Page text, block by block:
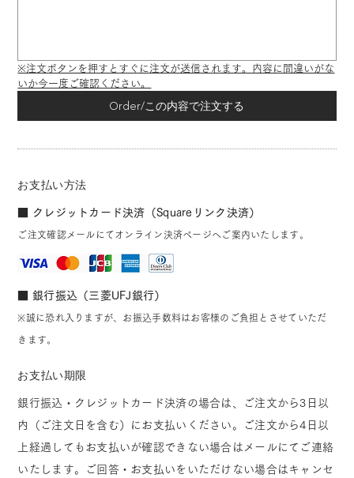
※注文ボタンを押すとすぐに注文が送信されます。内容に間違いがな
いか今一度ご確認ください。
Order/この内容で注文する
お支払い方法
■ クレジットカード決済（Squareリンク決済）
ご注文確認メールにてオンライン決済ページへご案内いたします。
■ 銀行振込（三菱UFJ銀行）
※誠に恐れ入りますが、お振込手数料はお客様のご負担とさせていただ
きます。
お支払い期限
銀行振込・クレジットカード決済の場合は、ご注文から3日以
内（ご注文日を含む）にお支払いください。ご注文から4日以
上経過してもお支払いが確認できない場合はメールにてご連絡
いたします。ご回答・お支払いをいただけない場合はキャンセ